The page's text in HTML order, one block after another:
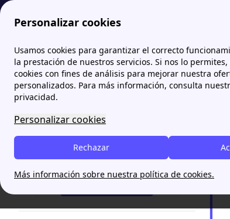
Personalizar cookies
Usamos cookies para garantizar el correcto
la prestación de nuestros servicios. Si nos lo
cookies con fines de análisis para mejorar nuestra
personalizados. Para más información, consulta
privacidad.
Personalizar cookies
Rechazar
Más información sobre nuestra política de cookies.
Papernest.es Información General ¿Cómo
¿Necesitas ayuda?
¡Te Llamamos!
de